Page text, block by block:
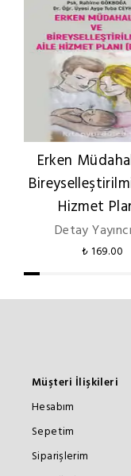
Erken
Hizmet
Detay
₺ 169.00
Müşteri İlişkileri
Hesabım
Sepetim
Siparişlerim